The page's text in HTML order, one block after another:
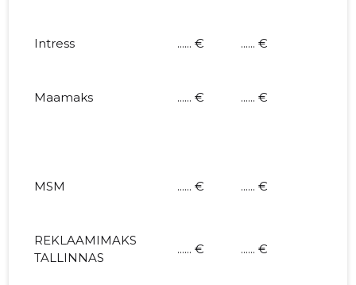
Intress ...... € ...... €
Maamaks ...... € ...... €
MSM ...... € ...... €
REKLAAMIMAKS
TALLINNAS
...... € ...... €